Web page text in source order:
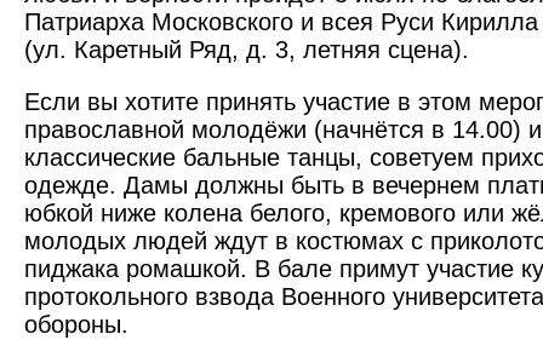
Патриарха Московского и всея Руси
(ул. Каретный Ряд, д. 3, летняя сцена).
Если вы хотите принять участие в этом
православной молодёжи (начнётся в 14.00)
классические бальные танцы, советуем
одежде. Дамы должны быть в вечернем
юбкой ниже колена белого, кремового или
молодых людей ждут в костюмах с
пиджака ромашкой. В бале примут участие
протокольного взвода Военного
обороны.